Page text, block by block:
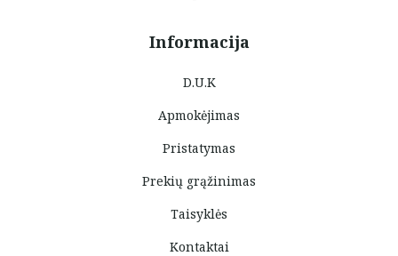
Informacija
D.U.K
Apmokėjimas
Pristatymas
Prekių grąžinimas
Taisyklės
Kontaktai